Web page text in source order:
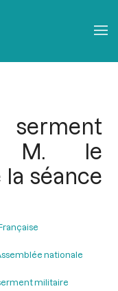
M. le
la séance
nationale
militaire